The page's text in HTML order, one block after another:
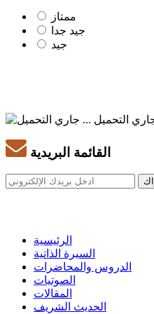
ممتاز
جيد جدا
جيد
القائمة البريدية
الرئيسية
السيرة الذاتية
الدروس والمحاضرات
الصوتيات
المقالات
الحديث الشريف